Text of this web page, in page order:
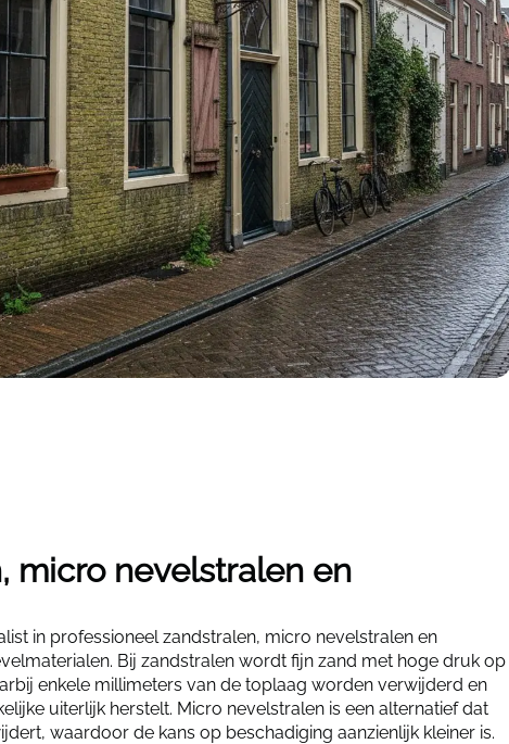
micro nevelstralen en
in professioneel zandstralen, micro nevelstralen en
Bij zandstralen wordt fijn zand met hoge druk op
enkele millimeters van de toplaag worden verwijderd en
uiterlijk herstelt. Micro nevelstralen is een alternatief dat
waardoor de kans op beschadiging aanzienlijk kleiner is.